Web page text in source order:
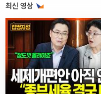
최신 영상